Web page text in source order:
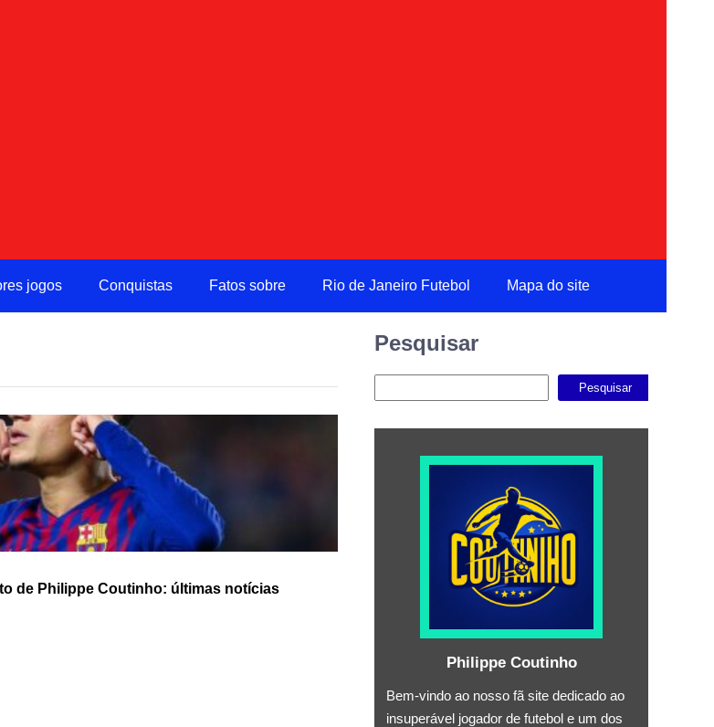
jogos Conquistas Fatos sobre Rio de Janeiro Futebol Mapa do site
de Philippe Coutinho: últimas notícias
Pesquisar
Pesquisar
Philippe Coutinho
Bem-vindo ao nosso fã site dedicado ao
insuperável jogador de futebol e um dos